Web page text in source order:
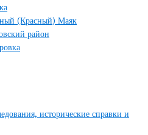
(Красный) Маяк
район
исторические справки и